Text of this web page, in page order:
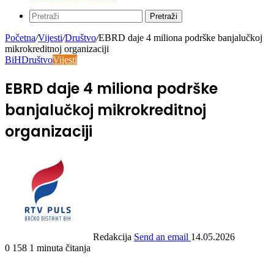
Pretraži
Početna/Vijesti/Društvo/EBRD daje 4 miliona podrške banjalučkoj
mikrokreditnoj organizaciji
BiHDruštvoVijesti
EBRD daje 4 miliona podrške
banjalučkoj mikrokreditnoj
organizaciji
Redakcija Send an email 14.05.2026
0 158 1 minuta čitanja